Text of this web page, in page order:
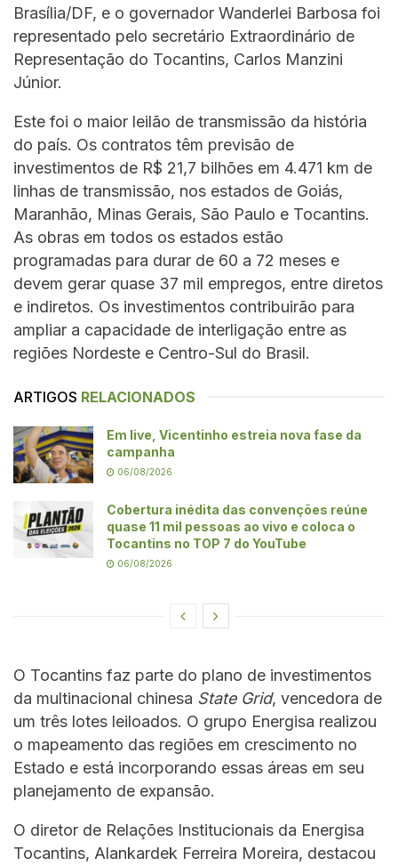
Brasília/DF, e o governador Wanderlei Barbosa foi
representado pelo secretário Extraordinário de
Representação do Tocantins, Carlos Manzini
Júnior.
Este foi o maior leilão de transmissão da história
do país. Os contratos têm previsão de
investimentos de R$ 21,7 bilhões em 4.471 km de
linhas de transmissão, nos estados de Goiás,
Maranhão, Minas Gerais, São Paulo e Tocantins.
As obras em todos os estados estão
programadas para durar de 60 a 72 meses e
devem gerar quase 37 mil empregos, entre diretos
e indiretos. Os investimentos contribuirão para
ampliar a capacidade de interligação entre as
regiões Nordeste e Centro-Sul do Brasil.
ARTIGOS RELACIONADOS
Em live, Vicentinho estreia nova fase da
campanha
06/08/2026
Cobertura inédita das convenções reúne
quase 11 mil pessoas ao vivo e coloca o
Tocantins no TOP 7 do YouTube
06/08/2026
O Tocantins faz parte do plano de investimentos
da multinacional chinesa State Grid, vencedora de
um três lotes leiloados. O grupo Energisa realizou
o mapeamento das regiões em crescimento no
Estado e está incorporando essas áreas em seu
planejamento de expansão.
O diretor de Relações Institucionais da Energisa
Tocantins, Alankardek Ferreira Moreira, destacou